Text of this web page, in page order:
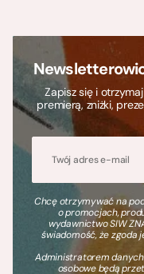
Zapisz się i
premierą, zniżki,
Chcę otrzymywać na
o promocjach,
wydawnictwo SIW
świadomość, że zgoda
Administratorem danych
osobowe będą